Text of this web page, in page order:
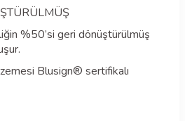
%50’si geri dönüştürülmüş
Blusign® sertifikalı